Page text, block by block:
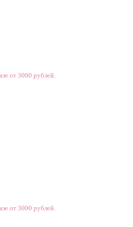
от 3000 рублей.
от 3000 рублей.